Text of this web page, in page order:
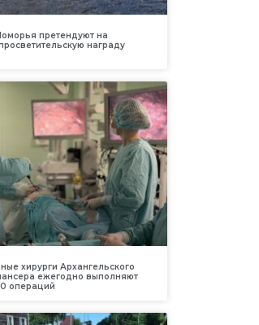
претендуют на
награду
хирурги Архангельского
ежегодно выполняют
операций